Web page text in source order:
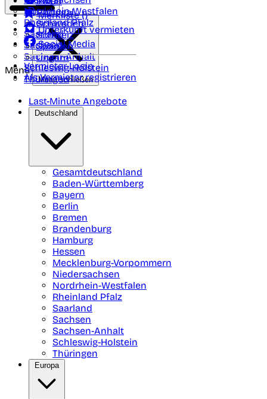
Nordrhein-Westfalen
Rheinland Pfalz
Saarland
Sachsen
Sachsen-Anhalt
Schleswig-Holstein
Thüringen
Portugal
Schweden
Schweiz
Spanien
Ungarn
Merkliste ()
Unterkunft vermieten
Social Media
Vermieter-Login
Als Vermieter registrieren
Menü
Menü schließen
Last-Minute Angebote
Deutschland
Gesamtdeutschland
Baden-Württemberg
Bayern
Berlin
Bremen
Brandenburg
Hamburg
Hessen
Mecklenburg-Vorpommern
Niedersachsen
Nordrhein-Westfalen
Rheinland Pfalz
Saarland
Sachsen
Sachsen-Anhalt
Schleswig-Holstein
Thüringen
Europa